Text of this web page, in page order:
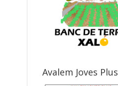
Avalem Joves Plus